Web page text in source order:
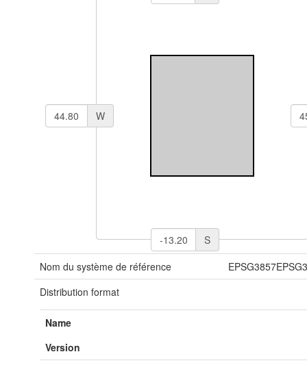
S
W
Nom du système de référence
Distribution format
Name
Version